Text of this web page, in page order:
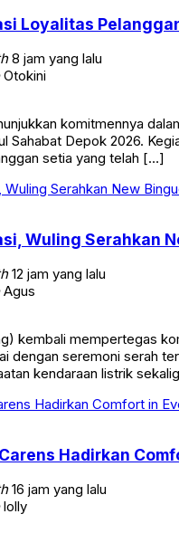
Loyalitas
8 jam yang lalu
Otokini
komitmennya
Sahabat Depok 2026.
setia yang telah […]
Wuling Serahkan
12 jam yang lalu
Agus
kembali mempertegas
dengan seremoni serah
kendaraan listrik
Hadirkan
16 jam yang lalu
lolly